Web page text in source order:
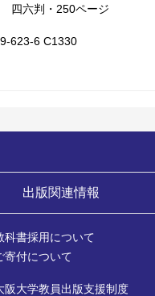
四六判・250ページ
623-6 C1330
出版関連情報
科書採用について
寄付について
阪大学教員出版支援制度